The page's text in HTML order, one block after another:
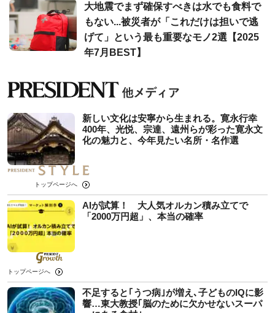
大地震でまず確保すべきは水でも食料で
もない...被災者が「これだけは担いで逃
げて」という最も重要なモノ2選【2025
年7月BEST】
新しい文化は安寧から生まれる。寛永行幸
400年、光悦、宗達、遠州らが彩った寛永文
化の魅力と、今年見たい名所・名作選
トップページへ
AIが試算！ 大人気オルカン積み立てで
「2000万円超」、本当の確率
トップページへ
不足すると｢うつ病｣が増え､子どものIQに影
響…東大教授｢脳のために欠かせないスーパ